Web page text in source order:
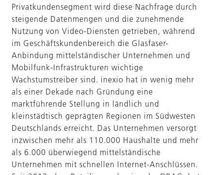
Privatkundensegment wird diese Nachfrage durch
steigende Datenmengen und die zunehmende
Nutzung von Video-Diensten getrieben, während
im Geschäftskundenbereich die Glasfaser-
Anbindung mittelständischer Unternehmen und
Mobilfunk-Infrastrukturen wichtige
Wachstumstreiber sind. inexio hat in wenig mehr
als einer Dekade nach Gründung eine
marktführende Stellung in ländlich und
kleinstädtisch geprägten Regionen im Südwesten
Deutschlands erreicht. Das Unternehmen versorgt
inzwischen mehr als 110.000 Haushalte und mehr
als 6.000 überwiegend mittelständische
Unternehmen mit schnellen Internet-Anschlüssen.